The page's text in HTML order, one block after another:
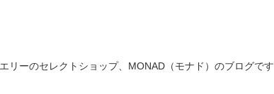
リーのセレクトショップ、MONAD（モナド）のブログです